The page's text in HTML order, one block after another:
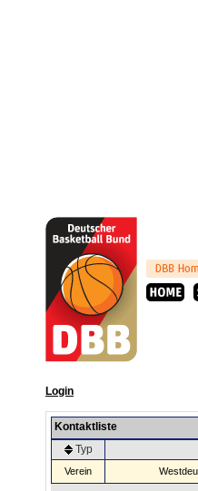
Login
Kontaktliste
Typ
Verein